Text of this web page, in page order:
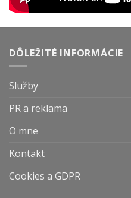
DÔLEŽITÉ INFORMÁCIE
Služby
PR a reklama
O mne
Kontakt
Cookies a GDPR